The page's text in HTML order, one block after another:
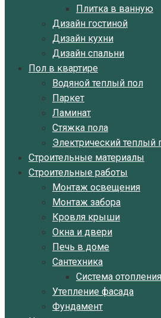
Плитка в ванную
Дизайн гостиной
Дизайн кухни
Дизайн спальни
Пол в квартире
Водяной теплый пол
Паркет
Ламинат
Стяжка пола
Электрический теплый
Строительные материалы
Строительные работы
Монтаж освещения
Монтаж забора
Кровля крыши
Окна и двери
Печь в доме
Сантехника
Система отопления
Утепление фасада
Фундамент